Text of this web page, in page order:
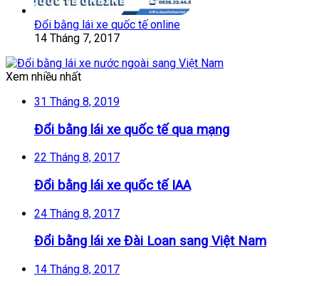
Đổi bằng lái xe quốc tế online
14 Tháng 7, 2017
Xem nhiều nhất
31 Tháng 8, 2019
Đổi bằng lái xe quốc tế qua mạng
22 Tháng 8, 2017
Đổi bằng lái xe quốc tế IAA
24 Tháng 8, 2017
Đổi bằng lái xe Đài Loan sang Việt Nam
14 Tháng 8, 2017